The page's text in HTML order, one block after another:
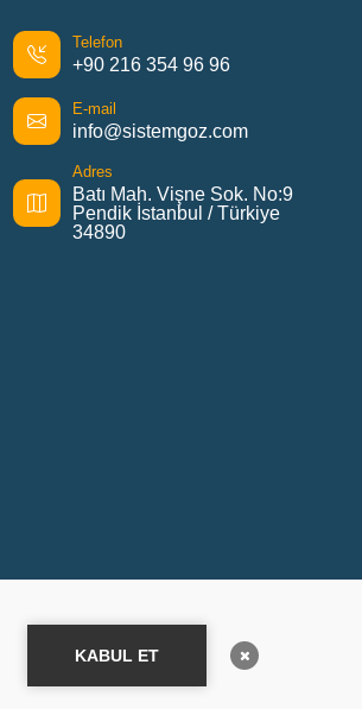
KABUL ET
Telefon
+90 216 354 96 96
E-mail
info@sistemgoz.com
Adres
Batı Mah. Vişne Sok. No:9
Pendik İstanbul / Türkiye
34890